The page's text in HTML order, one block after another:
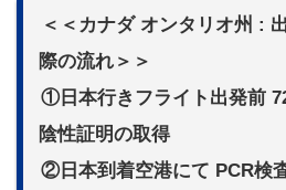
＜＜カナダ オンタリオ州 :
際の流れ＞＞
①日本行きフライト出発前
陰性証明の取得
②日本到着空港にて PCR検